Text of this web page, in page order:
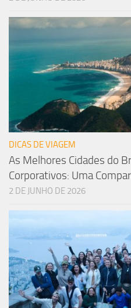
DICAS DE VIAGEM
As Melhores Cidades do
Corporativos: Uma
2 DE JUNHO DE 2026